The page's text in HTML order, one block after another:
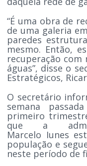
“É uma obra de
de uma galeria
paredes
mesmo. Então,
recuperação com
águas”, disse o
Estratégicos,
O secretário
semana
primeiro
que a
Marcelo Iunes
população e
neste período de